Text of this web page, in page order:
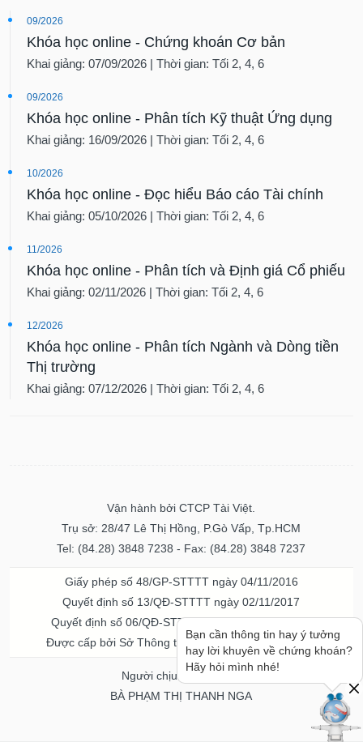
09/2026
Khóa học online - Chứng khoán Cơ bản
Khai giảng: 07/09/2026 | Thời gian: Tối 2, 4, 6
09/2026
Khóa học online - Phân tích Kỹ thuật Ứng dụng
Khai giảng: 16/09/2026 | Thời gian: Tối 2, 4, 6
10/2026
Khóa học online - Đọc hiểu Báo cáo Tài chính
Khai giảng: 05/10/2026 | Thời gian: Tối 2, 4, 6
11/2026
Khóa học online - Phân tích và Định giá Cổ phiếu
Khai giảng: 02/11/2026 | Thời gian: Tối 2, 4, 6
12/2026
Khóa học online - Phân tích Ngành và Dòng tiền
Thị trường
Khai giảng: 07/12/2026 | Thời gian: Tối 2, 4, 6
Vận hành bởi CTCP Tài Việt.
Trụ sở: 28/47 Lê Thị Hồng, P.Gò Vấp, Tp.HCM
Tel: (84.28) 3848 7238 - Fax: (84.28) 3848 7237
Giấy phép số 48/GP-STTTT ngày 04/11/2016
Quyết định số 13/QĐ-STTTT ngày 02/11/2017
Quyết định số 06/QĐ-STTTT-ICP ngày 20/07/2023
Được cấp bởi Sở Thông tin và Truyền thông TPHCM
Người chịu trách nhiệm
BÀ PHẠM THỊ THANH NGA
Bạn cần thông tin hay ý tưởng
hay lời khuyên về chứng khoán?
Hãy hỏi mình nhé!